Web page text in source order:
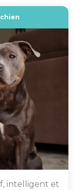
intelligent et